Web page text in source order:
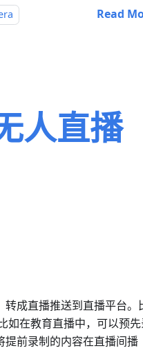
Read
人直播
成直播推送到直播平台。
如在教育直播中，可以预先
前录制的内容在直播间播